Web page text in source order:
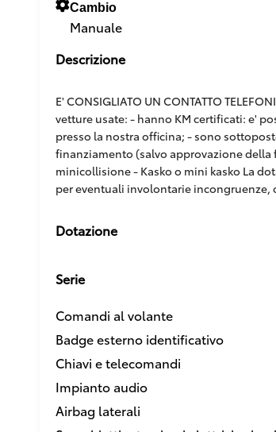
Cambio
Manuale
Descrizione
E' CONSIGLIATO UN CONTATTO
vetture usate: - hanno KM certificati: e'
presso la nostra officina; - sono
finanziamento (salvo approvazione
minicollisione - Kasko o mini kasko La
per eventuali involontarie incongruenze,
Dotazione
Serie
Comandi al volante
Badge esterno identificativo
Chiavi e telecomandi
Impianto audio
Airbag laterali